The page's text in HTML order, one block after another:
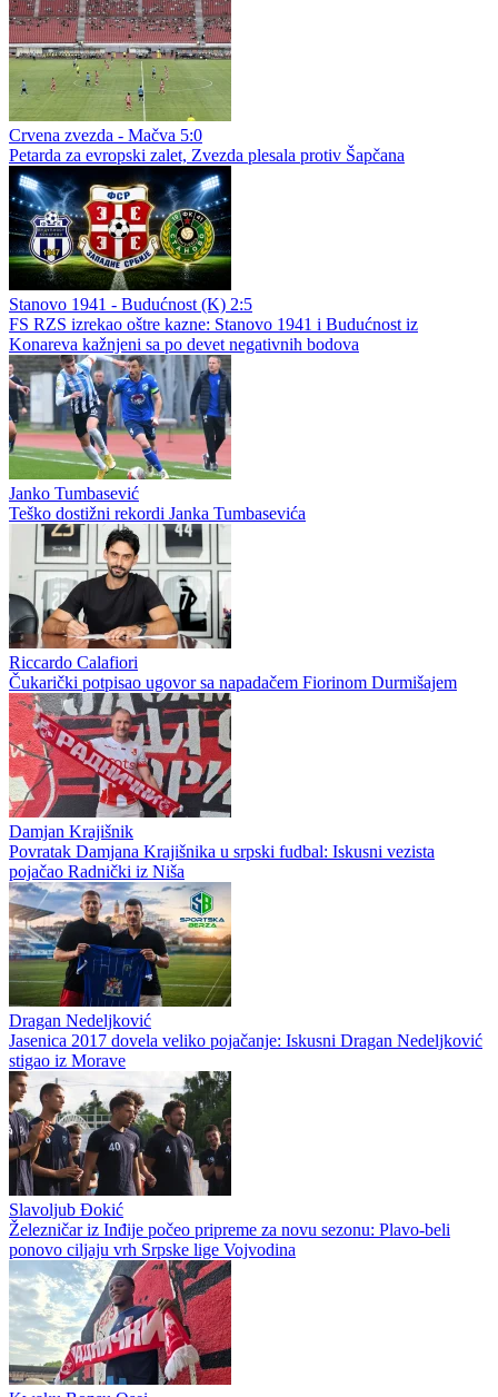
Crvena zvezda - Mačva 5:0
Petarda za evropski zalet, Zvezda plesala protiv Šapčana
Stanovo 1941 - Budućnost (K) 2:5
FS RZS izrekao oštre kazne: Stanovo 1941 i Budućnost iz
Konareva kažnjeni sa po devet negativnih bodova
Janko Tumbasević
Teško dostižni rekordi Janka Tumbasevića
Riccardo Calafiori
Čukarički potpisao ugovor sa napadačem Fiorinom Durmišajem
Damjan Krajišnik
Povratak Damjana Krajišnika u srpski fudbal: Iskusni vezista
pojačao Radnički iz Niša
Dragan Nedeljković
Jasenica 2017 dovela veliko pojačanje: Iskusni Dragan Nedeljković
stigao iz Morave
Slavoljub Đokić
Železničar iz Inđije počeo pripreme za novu sezonu: Plavo-beli
ponovo ciljaju vrh Srpske lige Vojvodina